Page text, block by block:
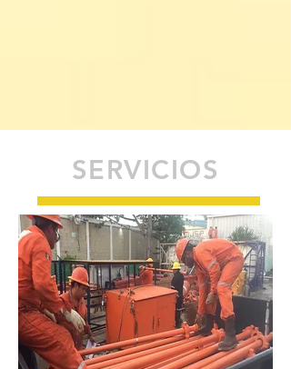
SERVICIOS